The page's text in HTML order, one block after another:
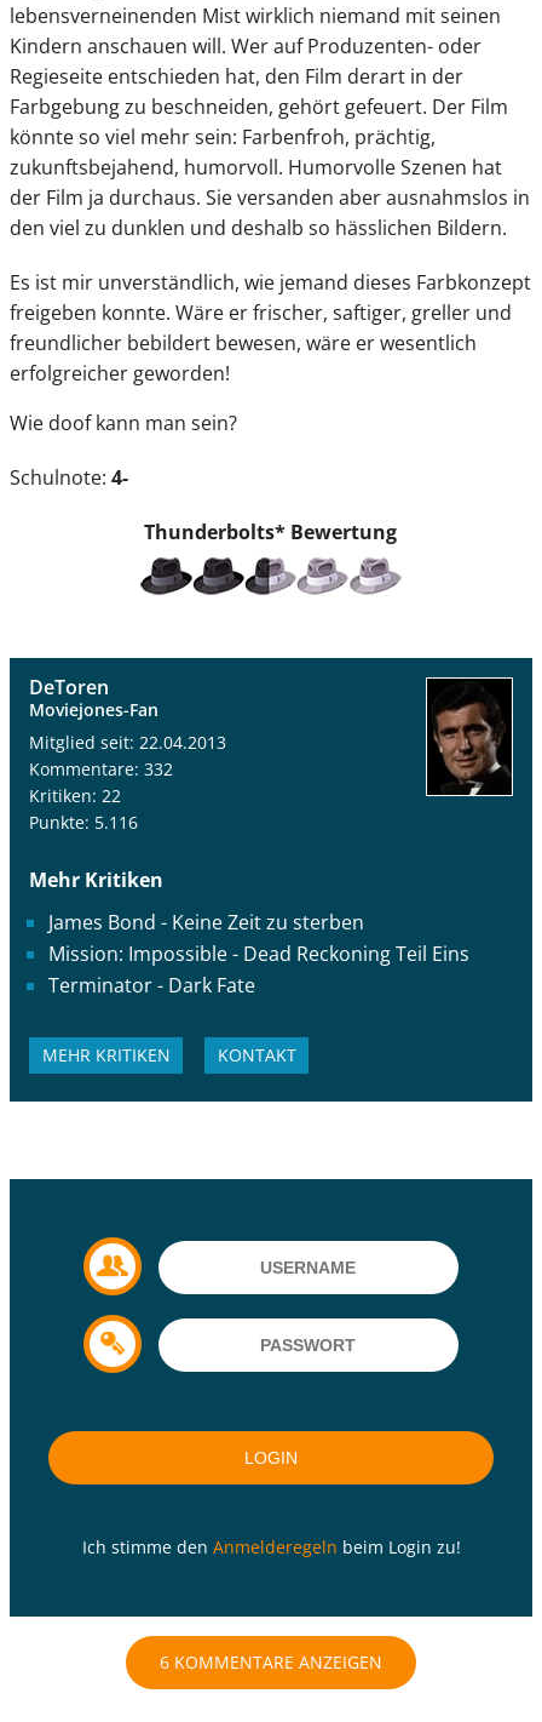
lebensverneinenden Mist wirklich niemand mit seinen
Kindern anschauen will. Wer auf Produzenten- oder
Regieseite entschieden hat, den Film derart in der
Farbgebung zu beschneiden, gehört gefeuert. Der Film
könnte so viel mehr sein: Farbenfroh, prächtig,
zukunftsbejahend, humorvoll. Humorvolle Szenen hat
der Film ja durchaus. Sie versanden aber ausnahmslos in
den viel zu dunklen und deshalb so hässlichen Bildern.
Es ist mir unverständlich, wie jemand dieses Farbkonzept
freigeben konnte. Wäre er frischer, saftiger, greller und
freundlicher bebildert bewesen, wäre er wesentlich
erfolgreicher geworden!
Wie doof kann man sein?
Schulnote: 4-
Thunderbolts* Bewertung
DeToren
Moviejones-Fan
Mitglied seit: 22.04.2013
Kommentare: 332
Kritiken: 22
Punkte: 5.116
Mehr Kritiken
James Bond - Keine Zeit zu sterben
Mission: Impossible - Dead Reckoning Teil Eins
Terminator - Dark Fate
MEHR KRITIKEN KONTAKT
Ich stimme den Anmelderegeln beim Login zu!
6 KOMMENTARE ANZEIGEN